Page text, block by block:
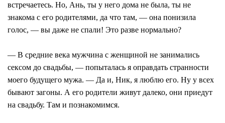
встречаетесь. Но, Ань, ты у него дома не была, ты не
знакома с его родителями, да что там, — она понизила
голос, — вы даже не спали! Это разве нормально?
— В средние века мужчина с женщиной не занимались
сексом до свадьбы, — попыталась я оправдать странности
моего будущего мужа. — Да и, Ник, я люблю его. Ну у всех
бывают загоны. А его родители живут далеко, они приедут
на свадьбу. Там и познакомимся.